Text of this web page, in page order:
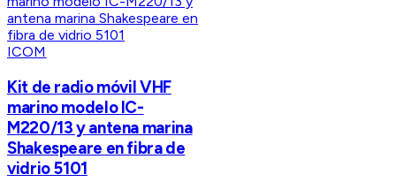
ICOM
Kit de radio móvil VHF
marino modelo IC-
M220/13 y antena marina
Shakespeare en fibra de
vidrio 5101